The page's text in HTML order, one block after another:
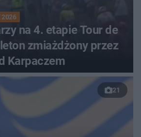
2026
na 4. etapie Tour de
zmiażdżony przez
Karpaczem
21